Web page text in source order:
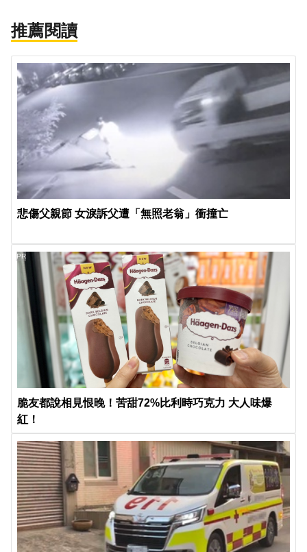
推薦閱讀
悲傷父親節 女淚訴父遭「無照老翁」衝撞亡
脆友都說相見恨晚！苦甜72%比利時巧克力 大人味爆
紅！
PR